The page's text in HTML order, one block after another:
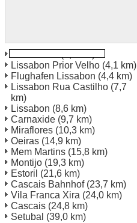
Prior Velho(4,0 km)
Lissabon Prior Velho (4,1 km)
Flughafen Lissabon (4,4 km)
Lissabon Rua Castilho (7,7
km)
Lissabon (8,6 km)
Carnaxide (9,7 km)
Miraflores (10,3 km)
Oeiras (14,9 km)
Mem Martins (15,8 km)
Montijo (19,3 km)
Estoril (21,6 km)
Cascais Bahnhof(23,7 km)
Vila Franca Xira (24,0 km)
Cascais (24,8 km)
Setubal (39,0 km)